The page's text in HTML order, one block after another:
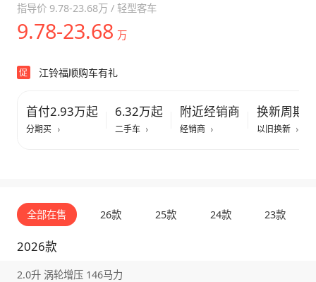
指导价 9.78-23.68万 / 轻型客车
9.78-23.68 万
促 江铃福顺购车有礼
首付2.93万起
分期买
6.32万起
二手车
附近经销商
经销商
换新周期快
以旧换新
全部在售 26款 25款 24款 23款
2026款
2.0升 涡轮增压 146马力